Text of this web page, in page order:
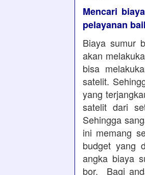
Mencari
pelayanan
Biaya sumur
akan
bisa
satelit.
yang
satelit dari
Sehingga
ini memang
budget yang
angka biaya
bor. Bagi